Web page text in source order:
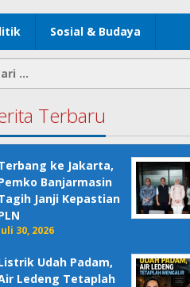
Sosial & Budaya
Terbaru
ke Jakarta,
Banjarmasin
Janji Kepastian
30, 2026
Udah Padam,
Ledeng Tetaplah